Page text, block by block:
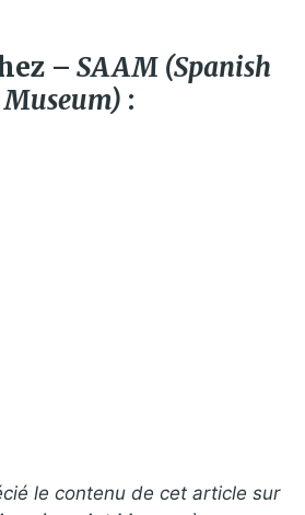
– SAAM (Spanish
:
le contenu de cet article sur